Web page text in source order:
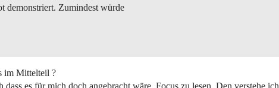
demonstriert. Zumindest würde
im Mittelteil ?
es für mich doch angebracht wäre, Focus zu lesen. Den verstehe ich